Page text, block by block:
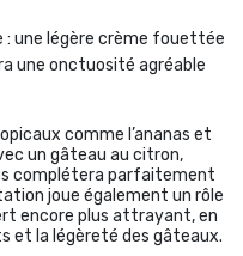
une légère crème fouettée
une onctuosité agréable
comme l’ananas et
un gâteau au citron,
complétera parfaitement
joue également un rôle
encore plus attrayant, en
et la légèreté des gâteaux.